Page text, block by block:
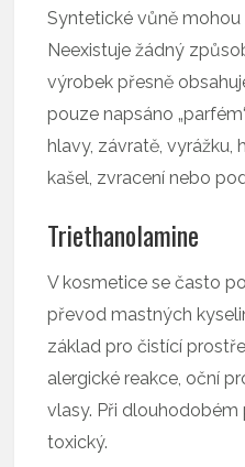
Syntetické vůně mohou
Neexistuje žádný
výrobek přesně
pouze napsáno
hlavy, závratě, vyrážku,
kašel, zvracení nebo
Triethanolamine
V kosmetice se často
převod mastných
základ pro čistící
alergické reakce, oční
vlasy. Při
toxický.